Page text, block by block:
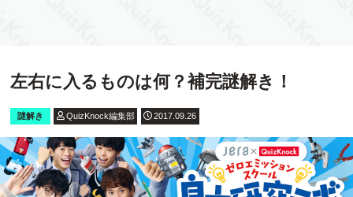
左右に入るものは何？補完謎解き！
謎解き QuizKnock編集部 2017.09.26